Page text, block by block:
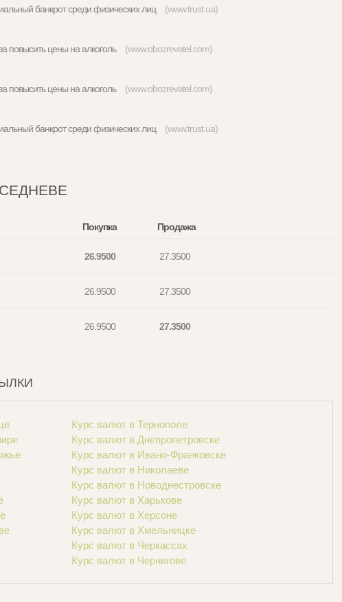
банкрот среди физических лиц (www.trust.ua)
повысить цены на алкоголь (www.obozrevatel.com)
повысить цены на алкоголь (www.obozrevatel.com)
банкрот среди физических лиц (www.trust.ua)
Покупка Продажа
26.9500 27.3500
26.9500 27.3500
26.9500 27.3500
Курс валют в Тернополе
Курс валют в Днепропетровске
Курс валют в Ивано-Франковске
Курс валют в Николаеве
Курс валют в Новоднестровске
Курс валют в Харькове
Курс валют в Херсоне
Курс валют в Хмельницке
Курс валют в Черкассах
Курс валют в Чернигове